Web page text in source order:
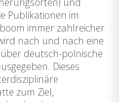
Publikationen im
immer zahlreicher
nach und nach eine
deutsch-polnische
Dieses
zum Ziel,